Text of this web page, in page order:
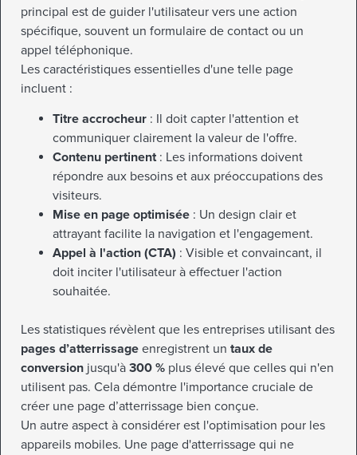
principal est de guider l'utilisateur vers une action
spécifique, souvent un formulaire de contact ou un
appel téléphonique.
Les caractéristiques essentielles d'une telle page
incluent :
Titre accrocheur : Il doit capter l'attention et
communiquer clairement la valeur de l'offre.
Contenu pertinent: Les informations doivent
répondre aux besoins et aux préoccupations des
visiteurs.
Mise en page optimisée : Un design clair et
attrayant facilite la navigation et l'engagement.
Appel à l'action (CTA) : Visible et convaincant, il
doit inciter l'utilisateur à effectuer l'action
souhaitée.
Les statistiques révèlent que les entreprises utilisant des
pages d’atterrissage enregistrent un taux de
conversion jusqu'à 300 % plus élevé que celles qui n'en
utilisent pas. Cela démontre l'importance cruciale de
créer une page d’atterrissage bien conçue.
Un autre aspect à considérer est l'optimisation pour les
appareils mobiles. Une page d'atterrissage qui ne